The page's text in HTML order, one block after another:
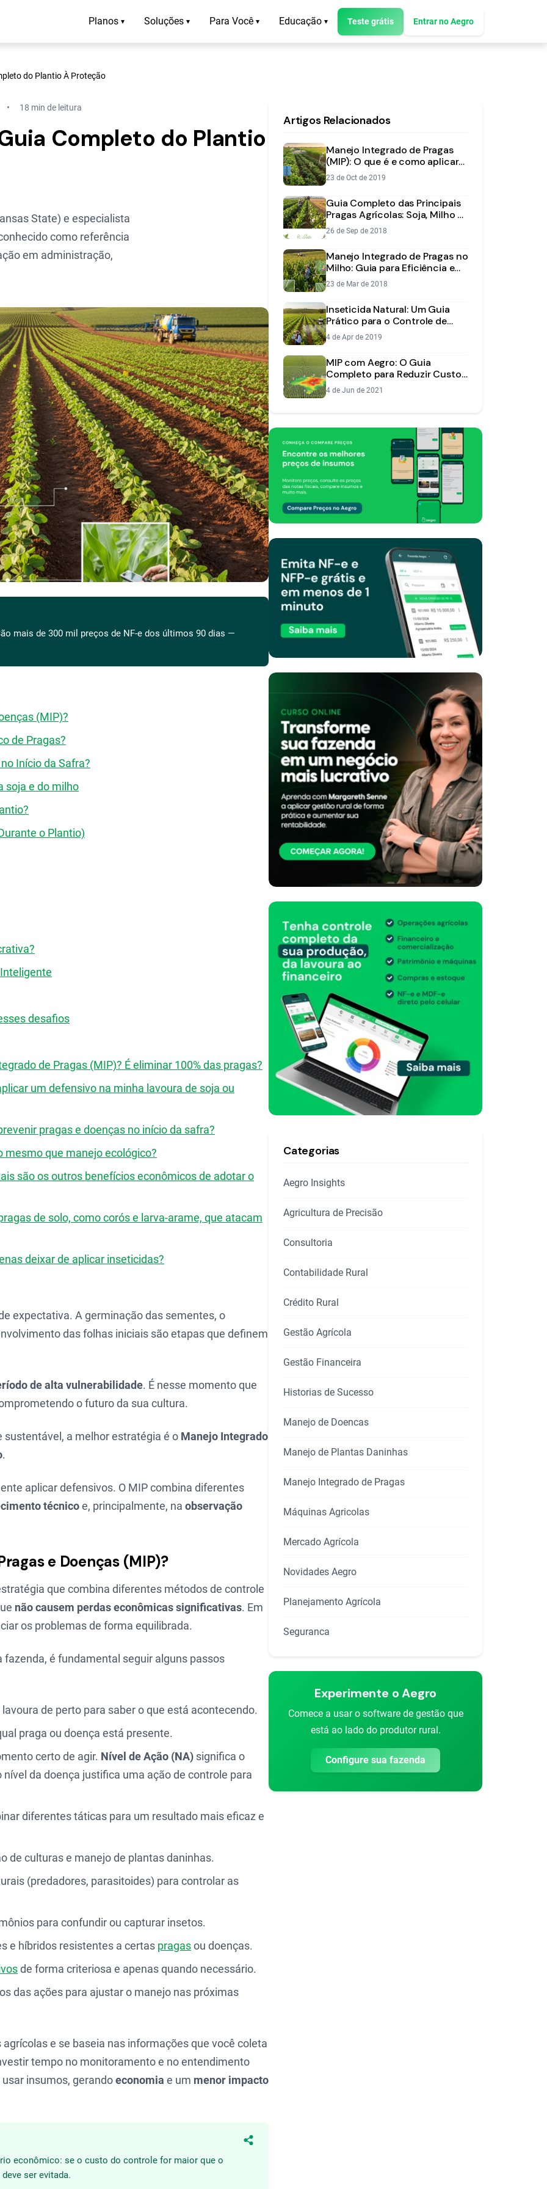
Planos ▾ Soluções ▾ Para Você ▾ Educação ▾ Teste grátis Entrar no Aegro
do Plantio À Proteção
18 min de leitura
Completo do Plantio
State) e especialista
como referência
em administração,
mais de 300 mil preços de NF-e dos últimos 90 dias —
(MIP)?
de Pragas?
Início da Safra?
soja e do milho
o Plantio)
desafios
de Pragas (MIP)? É eliminar 100% das pragas?
um defensivo na minha lavoura de soja ou
pragas e doenças no início da safra?
mesmo que manejo ecológico?
são os outros benefícios econômicos de adotar o
de solo, como corós e larva-arame, que atacam
deixar de aplicar inseticidas?
expectativa. A germinação das sementes, o
das folhas iniciais são etapas que definem
de alta vulnerabilidade. É nesse momento que
o futuro da sua cultura.
a melhor estratégia é o Manejo Integrado
.
aplicar defensivos. O MIP combina diferentes
técnicoe, principalmente, na observação
e Doenças (MIP)?
que combina diferentes métodos de controle
não causem perdas econômicas significativas. Em
os problemas de forma equilibrada.
é fundamental seguir alguns passos
de perto para saber o que está acontecendo.
praga ou doença está presente.
certo de agir. Nível de Ação (NA) significa o
nível da doença justifica uma ação de controle para
diferentes táticas para um resultado mais eficaz e
de culturas e manejo de plantas daninhas.
(predadores, parasitoides) para controlar as
para confundir ou capturar insetos.
e híbridos resistentes a certas pragasou doenças.
de forma criteriosa e apenas quando necessário.
das ações para ajustar o manejo nas próximas
e se baseia nas informações que você coleta
tempo no monitoramento e no entendimento
insumos, gerandoeconomia e um menor impacto
Compartilhar
econômico: se o custo do controle for maior que o
ser evitada.
Artigos Relacionados
Manejo Integrado de Pragas
(MIP): O que é e como aplicar
na sua lavoura
23 de Oct de 2019
Guia Completo das Principais
Pragas Agrícolas: Soja, Milho e
Algodão
26 de Sep de 2018
Manejo Integrado de Pragas no
Milho: Guia para Eficiência e
Economia
23 de Mar de 2018
Inseticida Natural: Um Guia
Prático para o Controle de
Pragas na Lavoura
4 de Apr de 2019
MIP com Aegro: O Guia
Completo para Reduzir Custos
e Proteger sua Lavoura
4 de Jun de 2021
Categorias
Aegro Insights
Agricultura de Precisão
Consultoria
Contabilidade Rural
Crédito Rural
Gestão Agrícola
Gestão Financeira
Historias de Sucesso
Manejo de Doencas
Manejo de Plantas Daninhas
Manejo Integrado de Pragas
Máquinas Agricolas
Mercado Agrícola
Novidades Aegro
Planejamento Agrícola
Seguranca
Experimente o Aegro
Comece a usar o software de gestão que
está ao lado do produtor rural.
Configure sua fazenda